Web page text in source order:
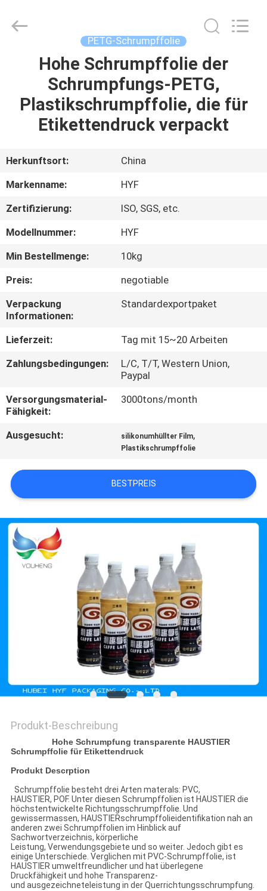
HAUS
PRODUKTE
ÜBER
FABRIK-
AUSFLUG
QUALITÄTSKONTROLLE
TRETEN
MIT
UNS
IN
VERBINDUNG
NACHRICHTEN
SIE EIN
ZITAT
DATENSCHUTZRICHTLINIE
Ltd..
PETG-Schrumpffolie
Hohe Schrumpffolie der
Schrumpfungs-PETG,
Plastikschrumpffolie, die für
Etikettendruck verpackt
Herkunftsort:
China
Markenname:
HYF
Zertifizierung:
ISO, SGS, etc.
Modellnummer:
HYF
Min Bestellmenge:
10kg
Preis:
negotiable
Verpackung
Informationen:
Standardexportpaket
Lieferzeit:
Tag mit 15~20 Arbeiten
Zahlungsbedingungen:
L/C, T/T, Western Union,
Paypal
Versorgungsmaterial-
Fähigkeit:
3000tons/month
Ausgesucht: silikonumhüllter Film,
Plastikschrumpffolie
BESTPREIS
Produkt-Beschreibung
Hohe Schrumpfung transparente HAUSTIER
Schrumpffolie für Etikettendruck
Produkt Descrption
Schrumpffolie besteht drei Arten materals: PVC,
HAUSTIER, POF. Unter diesen Schrumpffolien ist HAUSTIER die
höchstentwickelte Richtungsschrumpffolie. Und
gewissermassen, HAUSTIERschrumpffolieidentifikation nah an
anderen zwei Schrumpffolien im Hinblick auf
Sachwortverzeichnis, körperliche
Leistung, Verwendungsgebiete und so weiter. Jedoch gibt es
einige Unterschiede. Verglichen mit PVC-Schrumpffolie, ist
HAUSTIER umweltfreundlicher und hat überlegene
Druckfähigkeit und hohe Transparenz-
und ausgezeichneteleistung in der Querrichtungsschrumpfung.